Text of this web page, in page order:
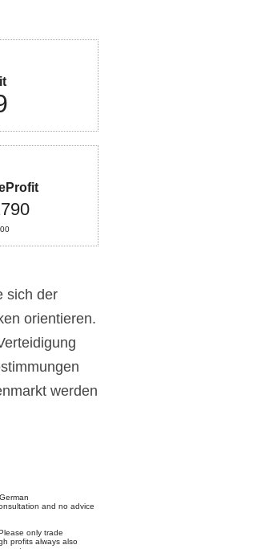
sich der
orientieren.
werden
and no advice
only trade
profits always also